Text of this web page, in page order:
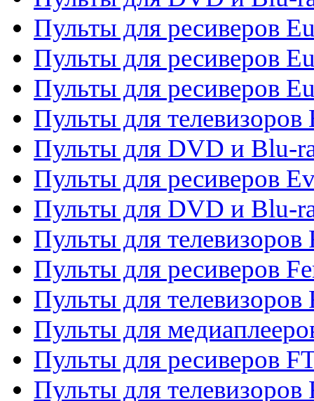
Пульты для ресиверов
Пульты для ресиверов
Пульты для ресиверов
Пульты для телевизоров
Пульты для DVD и Blu-
Пульты для ресиверов
Пульты для DVD и Blu-
Пульты для телевизоров
Пульты для ресиверов
Пульты для
Пульты для
Пульты для ресиверов
Пульты для телевизоров